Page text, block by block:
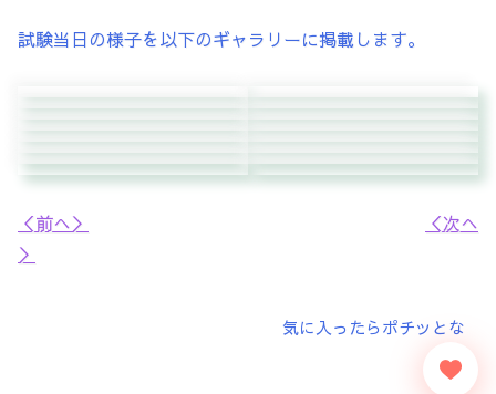
試験当日の様子を以下のギャラリーに掲載します。
＜前へ＞
＜次へ
＞